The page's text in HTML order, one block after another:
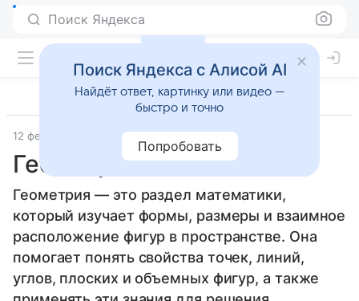
Поиск Яндекса
12 февраля 2026 Дети Mail Математика
Геометрия
Геометрия — это раздел математики,
который изучает формы, размеры и взаимное
расположение фигур в пространстве. Она
помогает понять свойства точек, линий,
углов, плоских и объемных фигур, а также
Поиск Яндекса с Алисой AI
Найдёт ответ, картинку или видео —
быстро и точно
Попробовать